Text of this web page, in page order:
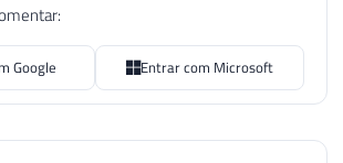
Google Entrar com Microsoft